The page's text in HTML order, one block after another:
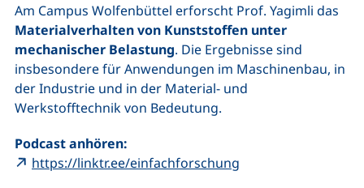
Am Campus Wolfenbüttel erforscht Prof. Yagimli das
Materialverhalten von Kunststoffen unter
mechanischer Belastung. Die Ergebnisse sind
insbesondere für Anwendungen im Maschinenbau, in
der Industrie und in der Material- und
Werkstofftechnik von Bedeutung.
Podcast anhören:
https://linktr.ee/einfachforschung